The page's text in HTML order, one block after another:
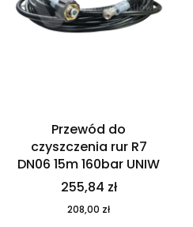
Przewód do
czyszczenia rur R7
DN06 15m 160bar UNIW
255,84 zł
208,00 zł